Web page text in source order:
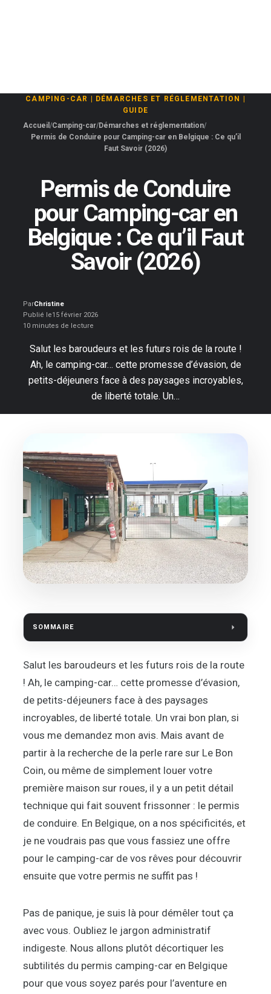
CAMPING-CAR DÉMARCHES ET RÉGLEMENTATION
GUIDE
Accueil Camping-car Démarches et réglementation
Permis de Conduire pour Camping-car en Belgique : Ce qu’il
Faut Savoir (2026)
Permis de Conduire
pour Camping-car en
Belgique : Ce qu’il Faut
Savoir (2026)
ParChristine
Publié le15 février 2026
10 minutes de lecture
Salut les baroudeurs et les futurs rois de la route !
Ah, le camping-car… cette promesse d’évasion, de
petits-déjeuners face à des paysages incroyables,
de liberté totale. Un…
SOMMAIRE
Salut les baroudeurs et les futurs rois de la route
! Ah, le camping-car… cette promesse d’évasion,
de petits-déjeuners face à des paysages
incroyables, de liberté totale. Un vrai bon plan, si
vous me demandez mon avis. Mais avant de
partir à la recherche de la perle rare sur Le Bon
Coin, ou même de simplement louer votre
première maison sur roues, il y a un petit détail
technique qui fait souvent frissonner : le permis
de conduire. En Belgique, on a nos spécificités, et
je ne voudrais pas que vous fassiez une offre
pour le camping-car de vos rêves pour découvrir
ensuite que votre permis ne suffit pas !
Pas de panique, je suis là pour démêler tout ça
avec vous. Oubliez le jargon administratif
indigeste. Nous allons plutôt décortiquer les
subtilités du permis camping-car en Belgique
pour que vous soyez parés pour l’aventure en